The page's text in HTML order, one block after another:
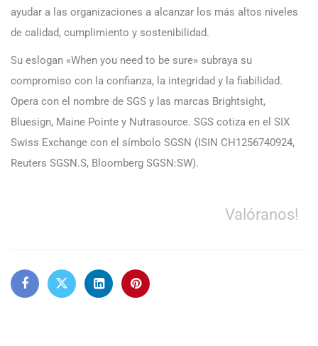
ayudar a las organizaciones a alcanzar los más altos niveles
de calidad, cumplimiento y sostenibilidad.
Su eslogan «When you need to be sure» subraya su
compromiso con la confianza, la integridad y la fiabilidad.
Opera con el nombre de SGS y las marcas Brightsight,
Bluesign, Maine Pointe y Nutrasource. SGS cotiza en el SIX
Swiss Exchange con el símbolo SGSN (ISIN CH1256740924,
Reuters SGSN.S, Bloomberg SGSN:SW).
Valóranos!